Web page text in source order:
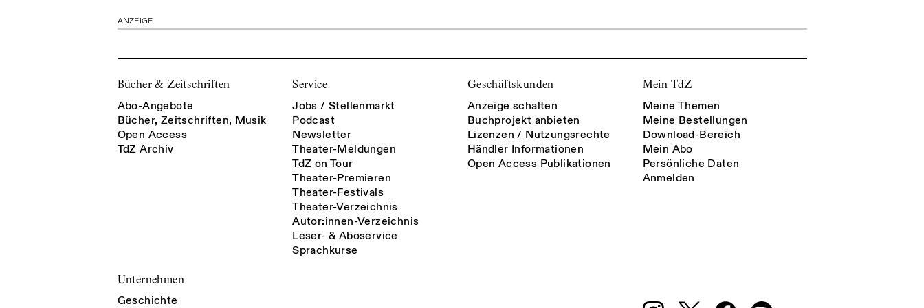
ANZEIGE
Bücher & Zeitschriften
Abo-Angebote
Bücher, Zeitschriften, Musik
Open Access
TdZ Archiv
Service
Jobs / Stellenmarkt
Podcast
Newsletter
Theater-Meldungen
TdZ on Tour
Theater-Premieren
Theater-Festivals
Theater-Verzeichnis
Autor:innen-Verzeichnis
Leser- & Aboservice
Sprachkurse
Geschäftskunden
Anzeige schalten
Buchprojekt anbieten
Lizenzen / Nutzungsrechte
Händler Informationen
Open Access Publikationen
Mein TdZ
Meine Themen
Meine Bestellungen
Download-Bereich
Mein Abo
Persönliche Daten
Anmelden
Unternehmen
Geschichte